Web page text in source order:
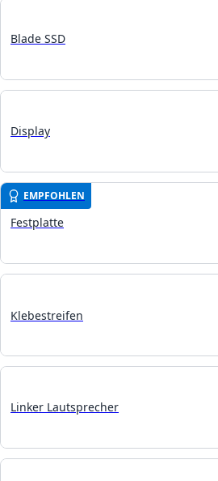
Blade SSD
Display
EMPFOHLEN
Festplatte
Klebestreifen
Linker Lautsprecher